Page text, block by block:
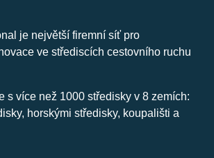
je největší firemní síť pro
ve střediscích cestovního ruchu
s více než 1000 středisky v 8 zemích:
horskými středisky, koupališti a